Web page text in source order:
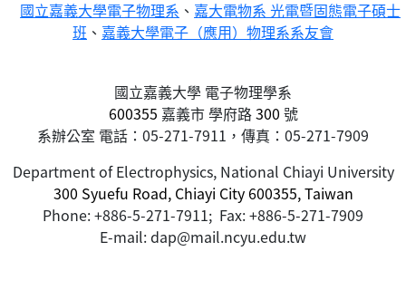
國立嘉義大學電子物理系 、 嘉大電物系 光電暨固態電子碩士
班 、 嘉義大學電子（應用）物理系系友會
國立嘉義大學 電子物理學系
600355 嘉義市學府路300 號
系辦公室 電話：05-271-7911，傳真：05-271-7909
Department of Electrophysics, National Chiayi University
300 Syuefu Road, Chiayi City 600355, Taiwan
Phone: +886-5-271-7911; Fax: +886-5-271-7909
E-mail: dap@mail.ncyu.edu.tw